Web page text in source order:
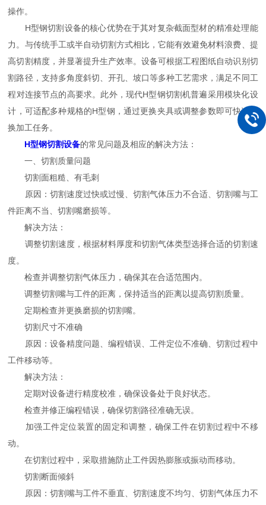
操作。
H型钢切割设备的核心优势在于其对复杂截面型材的精准处理能
力。与传统手工或半自动切割方式相比，它能有效避免材料浪费、提
高切割精度，并显著提升生产效率。设备可根据工程图纸自动识别切
割路径，支持多角度斜切、开孔、坡口等多种工艺需求，满足不同工
程对连接节点的高要求。此外，现代H型钢切割机普遍采用模块化设
计，可适配多种规格的H型钢，通过更换夹具或调整参数即可快速切
换加工任务。
H型钢切割设备的常见问题及相应的解决方法：
一、切割质量问题
切割面粗糙、有毛刺
原因：切割速度过快或过慢、切割气体压力不合适、切割嘴与工
件距离不当、切割嘴磨损等。
解决方法：
调整切割速度，根据材料厚度和切割气体类型选择合适的切割速
度。
检查并调整切割气体压力，确保其在合适范围内。
调整切割嘴与工件的距离，保持适当的距离以提高切割质量。
定期检查并更换磨损的切割嘴。
切割尺寸不准确
原因：设备精度问题、编程错误、工件定位不准确、切割过程中
工件移动等。
解决方法：
定期对设备进行精度校准，确保设备处于良好状态。
检查并修正编程错误，确保切割路径准确无误。
加强工件定位装置的固定和调整，确保工件在切割过程中不移
动。
在切割过程中，采取措施防止工件因热膨胀或振动而移动。
切割断面倾斜
原因：切割嘴与工件不垂直、切割速度不均匀、切割气体压力不